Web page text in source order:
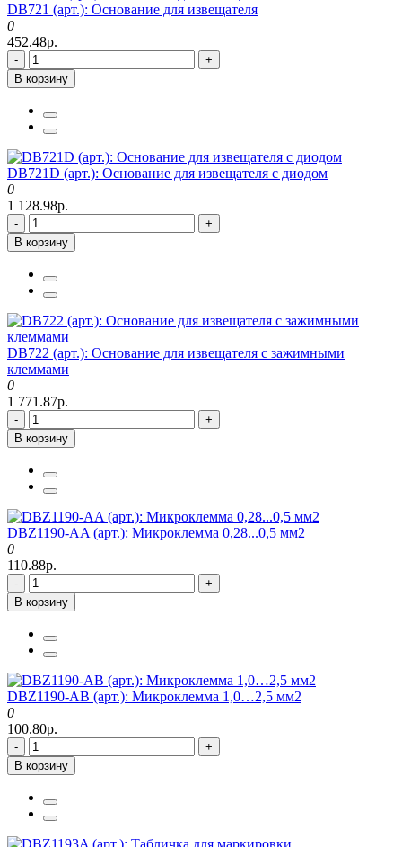
DB721 (арт.): Основание для извещателя
0
452.48р.
-
+
В корзину
DB721D (арт.): Основание для извещателя с диодом
0
1 128.98р.
-
+
В корзину
DB722 (арт.): Основание для извещателя с зажимными
клеммами
0
1 771.87р.
-
+
В корзину
DBZ1190-AA (арт.): Микроклемма 0,28...0,5 мм2
0
110.88р.
-
+
В корзину
DBZ1190-AB (арт.): Микроклемма 1,0…2,5 мм2
0
100.80р.
-
+
В корзину